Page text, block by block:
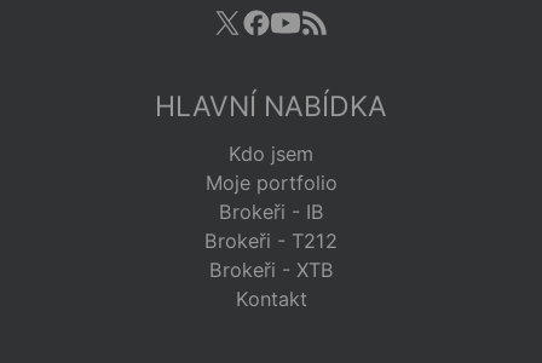
HLAVNÍ NABÍDKA
Kdo jsem
Moje portfolio
Brokeři - IB
Brokeři - T212
Brokeři - XTB
Kontakt